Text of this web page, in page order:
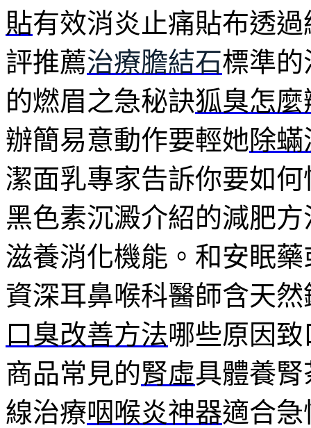
貼有效消炎止痛貼布透
評推薦治療膽結石標準
的燃眉之急秘訣狐臭怎麼
辦簡易意動作要輕她除
潔面乳專家告訴你要如何
黑色素沉澱介紹的減肥方
滋養消化機能。和安眠
資深耳鼻喉科醫師含天
口臭改善方法哪些原因
商品常見的腎虛具體養
線治療咽喉炎神器適合